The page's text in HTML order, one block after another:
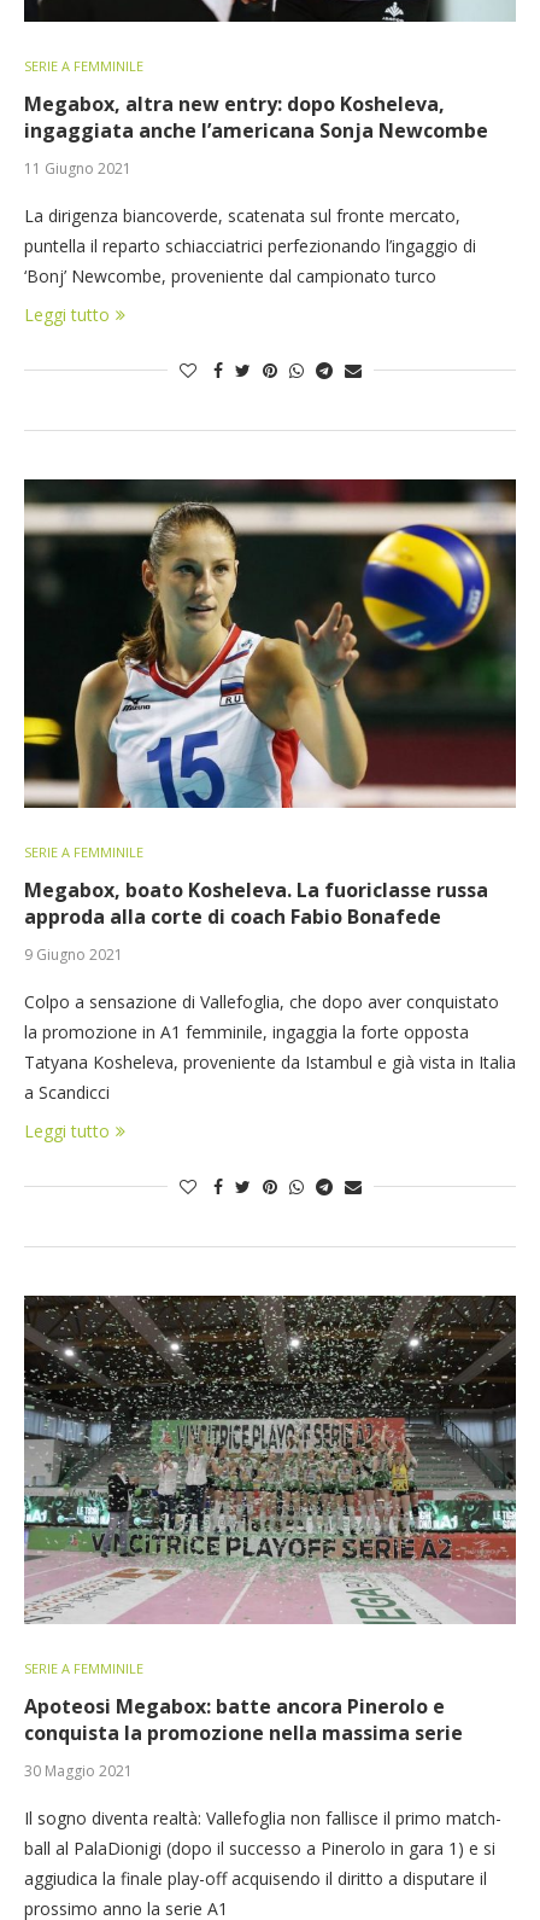
SERIE A FEMMINILE
Megabox, altra new entry: dopo Kosheleva,
ingaggiata anche l’americana Sonja Newcombe
11 Giugno 2021
La dirigenza biancoverde, scatenata sul fronte mercato,
puntella il reparto schiacciatrici perfezionando l’ingaggio di
‘Bonj’ Newcombe, proveniente dal campionato turco
Leggi tutto
SERIE A FEMMINILE
Megabox, boato Kosheleva. La fuoriclasse russa
approda alla corte di coach Fabio Bonafede
9 Giugno 2021
Colpo a sensazione di Vallefoglia, che dopo aver conquistato
la promozione in A1 femminile, ingaggia la forte opposta
Tatyana Kosheleva, proveniente da Istambul e già vista in Italia
a Scandicci
Leggi tutto
SERIE A FEMMINILE
Apoteosi Megabox: batte ancora Pinerolo e
conquista la promozione nella massima serie
30 Maggio 2021
Il sogno diventa realtà: Vallefoglia non fallisce il primo match-
ball al PalaDionigi (dopo il successo a Pinerolo in gara 1) e si
aggiudica la finale play-off acquisendo il diritto a disputare il
prossimo anno la serie A1